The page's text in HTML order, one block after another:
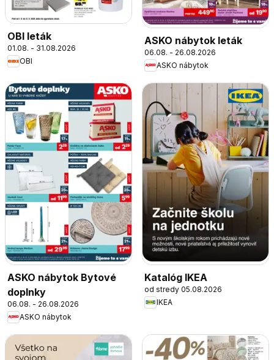
OBI leták
01.08. - 31.08.2026
OBI
ASKO nábytok leták
06.08. - 26.08.2026
ASKO nábytok
ASKO nábytok Bytové
doplnky
06.08. - 26.08.2026
ASKO nábytok
Katalóg IKEA
od stredy 05.08.2026
IKEA